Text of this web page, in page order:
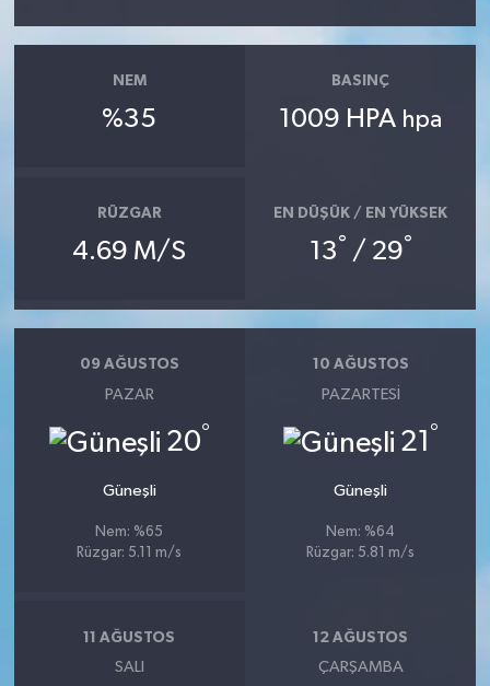
NEM
%35
BASINÇ
1009 HPA hpa
RÜZGAR
4.69 M/S
EN DÜŞÜK / EN YÜKSEK
13° / 29°
09 AĞUSTOS
PAZAR
20°
Güneşli
Nem: %65
Rüzgar: 5.11 m/s
10 AĞUSTOS
PAZARTESI
21 °
Güneşli
Nem: %64
Rüzgar: 5.81 m/s
11 AĞUSTOS
SALI
12 AĞUSTOS
ÇARŞAMBA